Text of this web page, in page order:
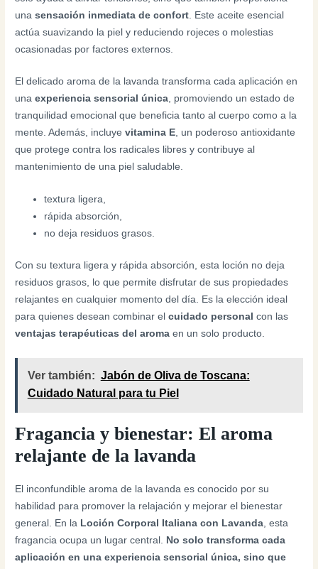
unasensación inmediata de confort . Este aceite esencial
actúa suavizando la piel y reduciendo rojeces o molestias
ocasionadas por factores externos.
El delicado aroma de la lavanda transforma cada aplicación en
unaexperiencia sensorial única, promoviendo un estado de
tranquilidad emocional que beneficia tanto al cuerpo como a la
mente. Además, incluyevitamina E, un poderoso antioxidante
que protege contra los radicales libres y contribuye al
mantenimiento de una piel saludable.
textura ligera,
rápida absorción,
no deja residuos grasos.
Con su textura ligera y rápida absorción, esta loción no deja
residuos grasos, lo que permite disfrutar de sus propiedades
relajantes en cualquier momento del día. Es la elección ideal
para quienes desean combinar elcuidado personal con las
ventajas terapéuticas del aroma en un solo producto.
Ver también: Jabón de Oliva de Toscana:
Cuidado Natural para tu Piel
Fragancia y bienestar: El aroma
relajante de la lavanda
El inconfundible aroma de la lavanda es conocido por su
habilidad para promover la relajación y mejorar el bienestar
general. En la Loción Corporal Italiana con Lavanda , esta
fragancia ocupa un lugar central. No solo transforma cada
aplicación en una experiencia sensorial única, sino que